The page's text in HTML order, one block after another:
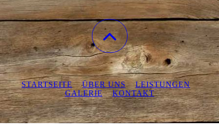
STARTSEITE ÜBER UNS
LEISTUNGEN
GALERIE
KONTAKT